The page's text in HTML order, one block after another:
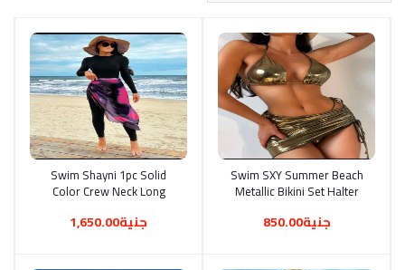
أضف إلى السلة
Swim SXY Summer Beach
Metallic Bikini Set Halter
Bottom & Cover Up Skirt 3
جنية850.00
أضف إلى السلة
Swim Shayni 1pc Solid
Color Crew Neck Long
Drawstring Waist Skirt
جنية1,650.00